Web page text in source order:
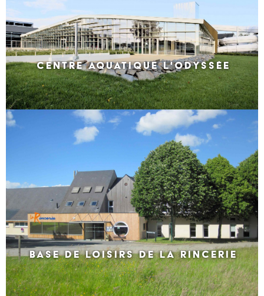
CENTRE AQUATIQUE L'ODYSSÉE
BASE DE LOISIRS DE LA RINCERIE